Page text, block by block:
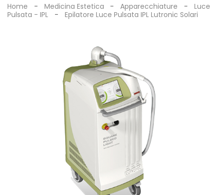
Home Medicina Estetica Apparecchiature
Luce
Pulsata - IPL
Epilatore Luce Pulsata IPL Lutronic Solari